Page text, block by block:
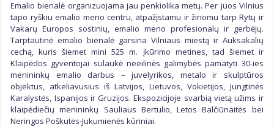
Emalio bienalė organizuojama jau penkiolika metų. Per juos Vilnius
tapo ryškiu emalio meno centru, atpažįstamu ir žinomu tarp Rytų ir
Vakarų Europos sostinių, emalio meno profesionalų ir gerbėjų.
Tarptautinė emalio bienalė garsina Vilniaus miestą ir Auksakalių
cechą, kuris šiemet mini 525 m. įkūrimo metines, tad šiemet ir
Klaipėdos gyventojai sulaukė neeilinės galimybės pamatyti 30-ies
menininkų emalio darbus – juvelyrikos, metalo ir skulptūros
objektus, atkeliavusius iš Latvijos, Lietuvos, Vokietijos, Jungtinės
Karalystės, Ispanijos ir Gruzijos. Ekspozicijoje svarbią vietą užims ir
klaipėdiečių menininkų Sauliaus Bertulio, Letos Balčiūnaitės bei
Neringos Poškutės-Jukumienės kūriniai.